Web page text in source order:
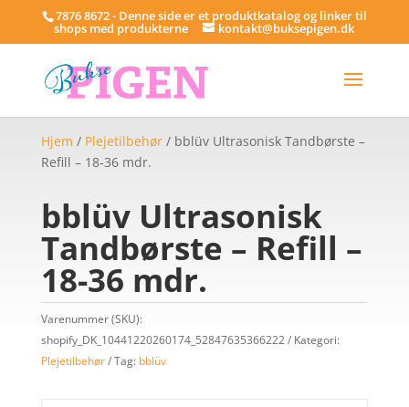
7876 8672 - Denne side er et produktkatalog og linker til
shops med produkterne kontakt@buksepigen.dk
Hjem / Plejetilbehør/ bblüv Ultrasonisk Tandbørste –
Refill – 18-36 mdr.
bblüv Ultrasonisk
Tandbørste – Refill –
18-36 mdr.
Varenummer (SKU):
shopify_DK_10441220260174_52847635366222
Kategori:
Plejetilbehør
Tag: bblüv